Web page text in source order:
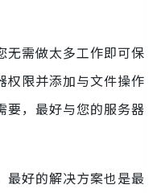
无需做太多工作即可保
权限并添加与文件操作
要，最好与您的服务器
最好的解决方案也是最